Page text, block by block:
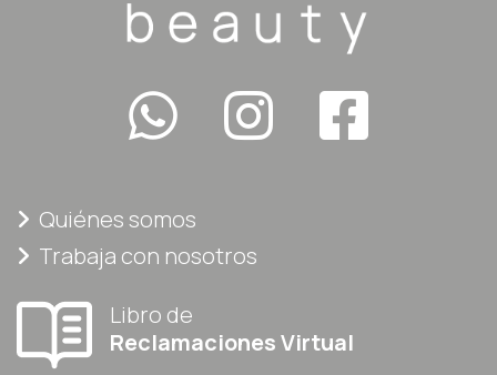
Quiénes somos
Trabaja con nosotros
Libro de
Reclamaciones Virtual